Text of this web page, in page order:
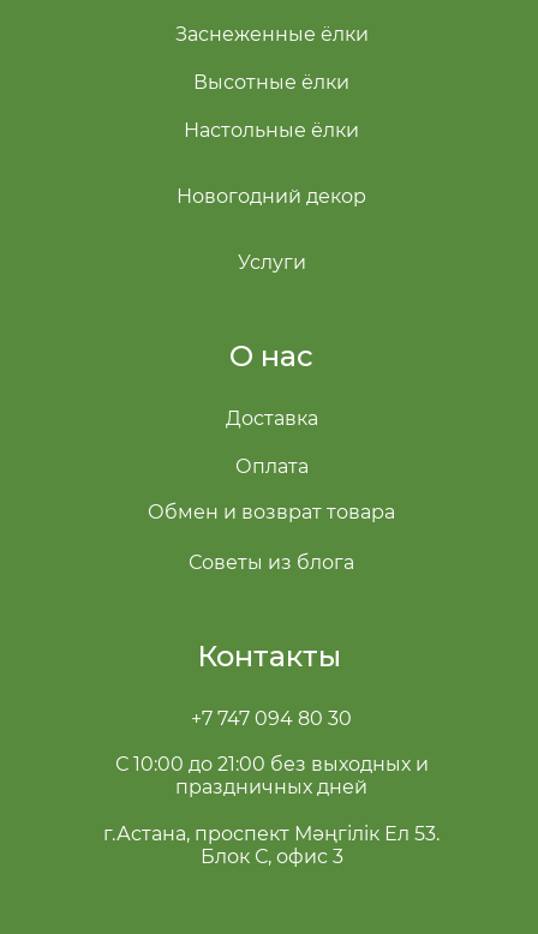
О нас
Контакты
Доставка
Оплата
Обмен и возврат товара
Заснеженные ёлки
+7 747 094 80 30
С 10:00 до 21:00 без выходных и
праздничных дней
Советы из блога
г.Астана, проспект Мәңгілік Ел 53.
Блок С, офис 3
Высотные ёлки
Настольные ёлки
Услуги
Новогодний декор